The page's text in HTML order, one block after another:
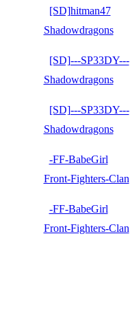
[SD]hitman47
Shadowdragons
[SD]---SP33DY---
Shadowdragons
[SD]---SP33DY---
Shadowdragons
-FF-BabeGirl
Front-Fighters-Clan
-FF-BabeGirl
Front-Fighters-Clan